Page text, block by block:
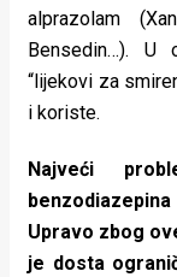
pokretu
Ideje
koje
rade
Urban
Places
alprazolam
Bensedin…). U
“lijekovi za
i koriste.
Najveći
Upravo zbog
je dosta